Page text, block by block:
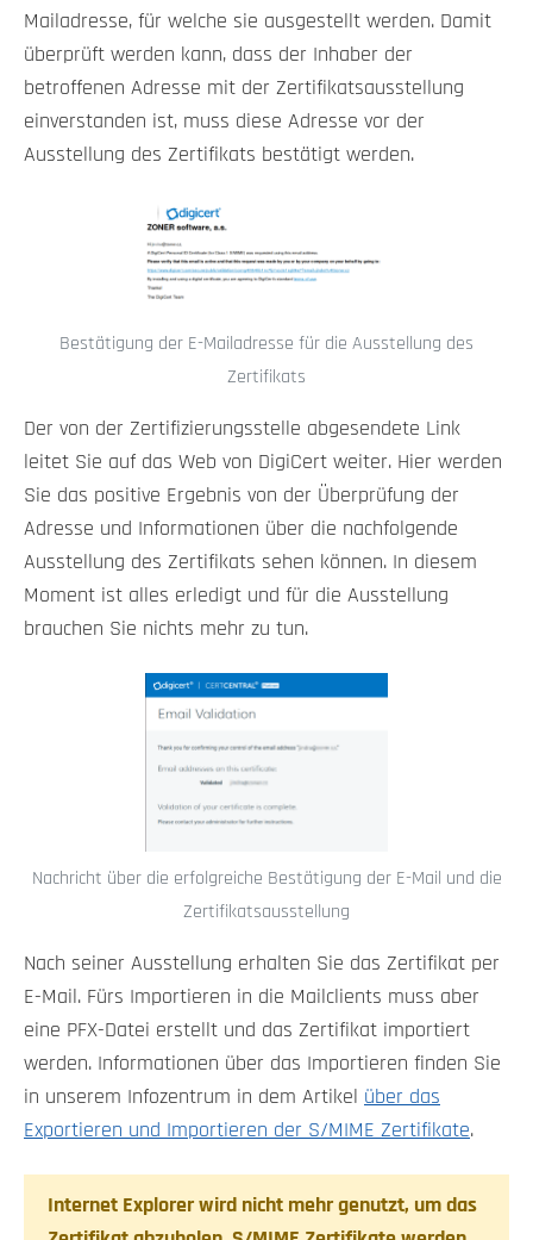
Mailadresse, für welche sie ausgestellt werden. Damit
überprüft werden kann, dass der Inhaber der
betroffenen Adresse mit der Zertifikatsausstellung
einverstanden ist, muss diese Adresse vor der
Ausstellung des Zertifikats bestätigt werden.
Bestätigung der E-Mailadresse für die Ausstellung des
Zertifikats
Der von der Zertifizierungsstelle abgesendete Link
leitet Sie auf das Web von DigiCert weiter. Hier werden
Sie das positive Ergebnis von der Überprüfung der
Adresse und Informationen über die nachfolgende
Ausstellung des Zertifikats sehen können. In diesem
Moment ist alles erledigt und für die Ausstellung
brauchen Sie nichts mehr zu tun.
Nachricht über die erfolgreiche Bestätigung der E-Mail und die
Zertifikatsausstellung
Nach seiner Ausstellung erhalten Sie das Zertifikat per
E-Mail. Fürs Importieren in die Mailclients muss aber
eine PFX-Datei erstellt und das Zertifikat importiert
werden. Informationen über das Importieren finden Sie
in unserem Infozentrum in dem Artikel über das
Exportieren und Importieren der S/MIME Zertifikate.
Internet Explorer wird nicht mehr genutzt, um das